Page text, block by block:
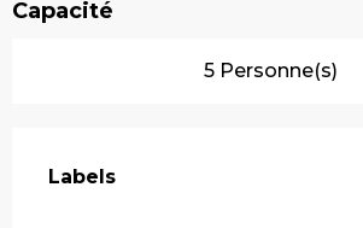
Capacité
5 Personne(s)
Labels
Labels